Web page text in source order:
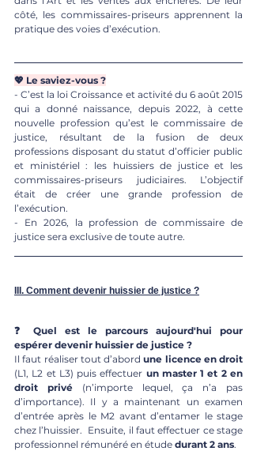
côté, les commissaires-priseurs apprennent la
pratique des voies d’exécution.
💖 Le saviez-vous ?
- C’est la loi Croissance et activité du 6 août 2015
qui a donné naissance, depuis 2022, à cette
nouvelle profession qu’est le commissaire de
justice, résultant de la fusion de deux
professions disposant du statut d’officier public
et ministériel : les huissiers de justice et les
commissaires-priseurs judiciaires. L’objectif
était de créer une grande profession de
l’exécution.
- En 2026, la profession de commissaire de
justice sera exclusive de toute autre.
III. Comment devenir huissier de justice ?
❓ Quel est le parcours aujourd'hui pour
espérer devenir huissier de justice ?
Il faut réaliser tout d’abord
(L1, L2 et L3) puis effectuer un master 1 et 2 en
droit privé (n’importe lequel, ça n’a pas
d’importance). Il y a maintenant un examen
d’entrée après le M2 avant d’entamer le stage
chez l’huissier.  Ensuite, il faut effectuer ce stage
professionnel rémunéré en étude durant 2 ans.